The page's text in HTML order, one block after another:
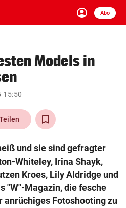
account_circle
Anmelden
Abo
close Schließen
arrow_right
Models in
15:50
und sie sind gefragter
Whiteley, Irina Shayk,
Kroes, Lily Aldridge und
"W"-Magazin, die fesche
anrüchiges Fotoshooting zu